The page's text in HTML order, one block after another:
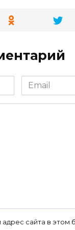
Email
*
адрес сайта в